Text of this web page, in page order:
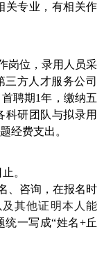
关专业，有相关作
岗位，录用人员采
三方人才服务公司
聘期1年，缴纳五
科研团队与拟录用
经费支出。
止。
、咨询，在报名时
及其他证明本人能
统一写成“姓名+丘